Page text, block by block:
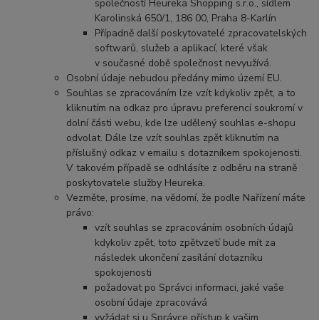
společností Heureka Shopping s.r.o., sídlem
Karolinská 650/1, 186 00, Praha 8-Karlín
Případně další poskytovatelé zpracovatelských
softwarů, služeb a aplikací, které však
v současné době společnost nevyužívá.
Osobní údaje nebudou předány mimo území EU.
Souhlas se zpracováním lze vzít kdykoliv zpět, a to
kliknutím na odkaz pro úpravu preferencí soukromí v
dolní části webu, kde lze udělený souhlas e-shopu
odvolat. Dále lze vzít souhlas zpět kliknutím na
příslušný odkaz v emailu s dotazníkem spokojenosti.
V takovém případě se odhlásíte z odběru na straně
poskytovatele služby Heureka.
Vezměte, prosíme, na vědomí, že podle Nařízení máte
právo:
vzít souhlas se zpracováním osobních údajů
kdykoliv zpět, toto zpětvzetí bude mít za
následek ukončení zasílání dotazníku
spokojenosti
požadovat po Správci informaci, jaké vaše
osobní údaje zpracovává